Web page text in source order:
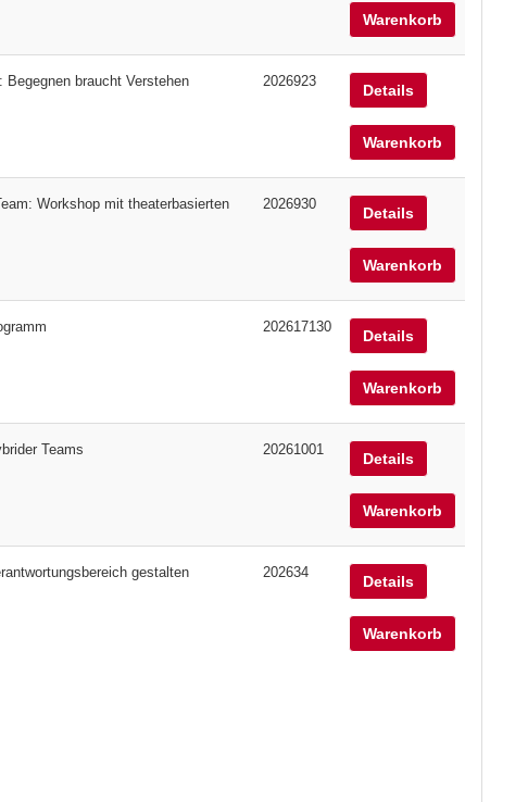
Warenkorb
braucht Verstehen 2026923
Details
Warenkorb
Workshop mit theaterbasierten
2026930
Details
Warenkorb
202617130
Details
Warenkorb
Teams 20261001
Details
Warenkorb
gestalten 202634
Details
Warenkorb